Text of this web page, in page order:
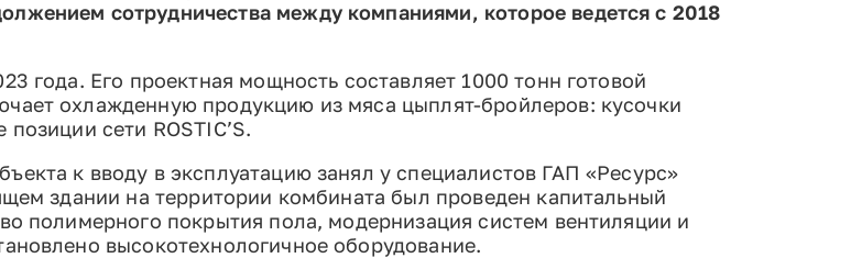
сотрудничества между компаниями, которое ведется с 2018
года. Его проектная мощность составляет 1000 тонн готовой
охлажденную продукцию из мяса цыплят-бройлеров: кусочки
сети ROSTIC’S.
к вводу в эксплуатацию занял у специалистов ГАП «Ресурс»
здании на территории комбината был проведен капитальный
полимерного покрытия пола, модернизация систем вентиляции и
высокотехнологичное оборудование.